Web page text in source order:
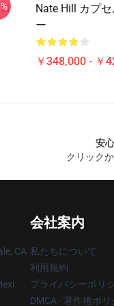
Nate Hill カプ
ー
￥348,000 - ￥
安
クリック
CA
会社案内
私たちについて
利用規約
プライバシーポリ
DMCA - 著作権ポリ